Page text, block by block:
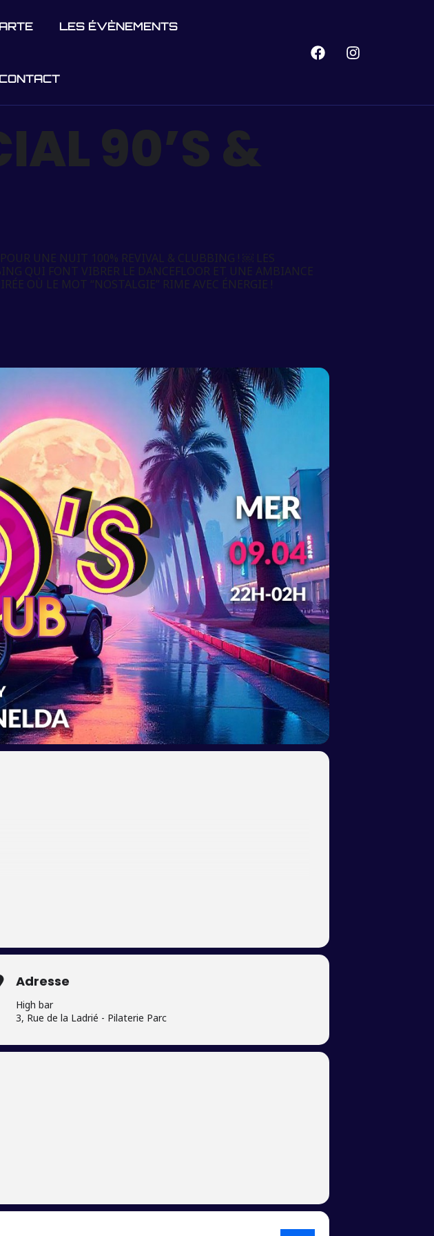
LES ÉVÈNEMENTS
90’S &
UNE NUIT 100% REVIVAL & CLUBBING ! ￼ LES
QUI FONT VIBRER LE DANCEFLOOR ET UNE AMBIANCE
OÙ LE MOT “NOSTALGIE” RIME AVEC ÉNERGIE !
une ambiance survoltée… Tout est réuni pour une soirée où le mot
Adresse
High bar
3, Rue de la Ladrié - Pilaterie Parc